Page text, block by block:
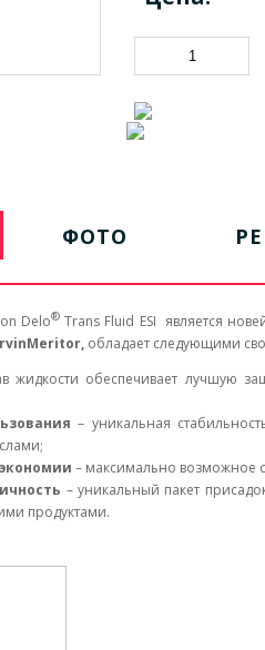
ФОТО
Delo®Trans Fluid ESI является
обладает следующими
жидкости обеспечивает лучшую
– уникальная
– максимально возможное
– уникальный пакет
продуктами.